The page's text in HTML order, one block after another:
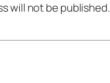
will not be published.